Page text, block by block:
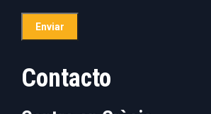
Contacto